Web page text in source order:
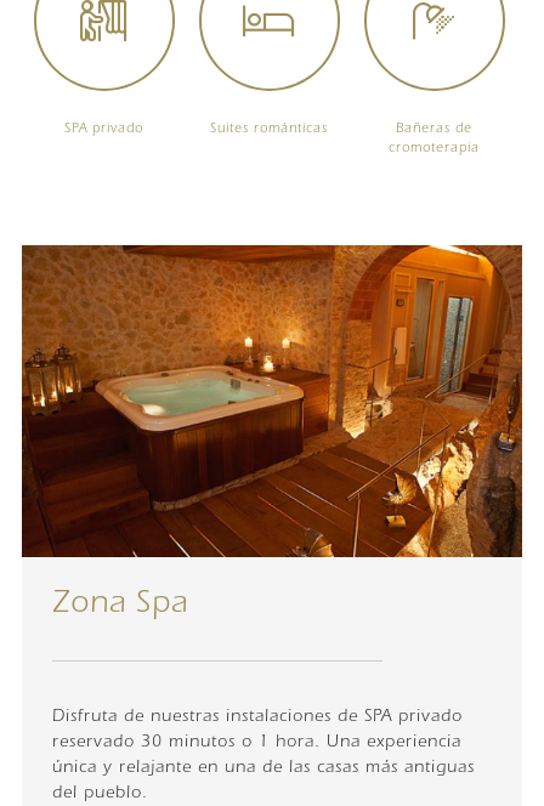
SPA privado Suites románticas
Bañeras de
cromoterapia
Zona Spa
Disfruta de nuestras instalaciones de SPA privado
reservado 30 minutos o 1 hora. Una experiencia
única y relajante en una de las casas más antiguas
del pueblo.